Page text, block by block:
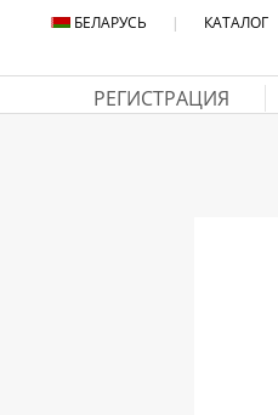
БЕЛАРУСЬ | КАТАЛОГ
РЕГИСТРАЦИЯ